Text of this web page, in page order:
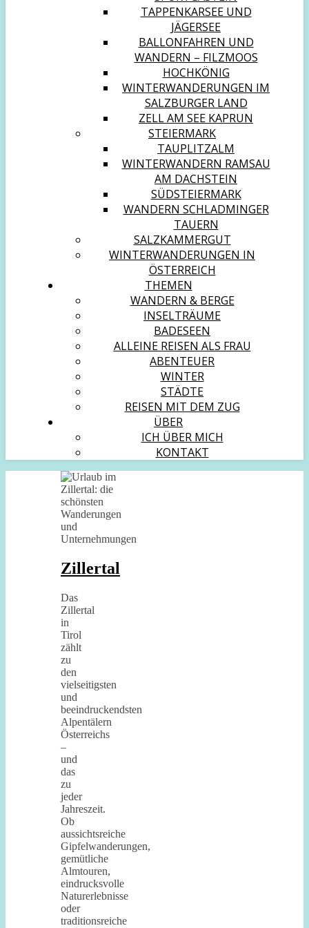
TAPPENKARSEE UND
JÄGERSEE
BALLONFAHREN UND
WANDERN – FILZMOOS
HOCHKÖNIG
WINTERWANDERUNGEN IM
SALZBURGER LAND
ZELL AM SEE KAPRUN
STEIERMARK
TAUPLITZALM
WINTERWANDERN RAMSAU
AM DACHSTEIN
SÜDSTEIERMARK
WANDERN SCHLADMINGER
TAUERN
SALZKAMMERGUT
WINTERWANDERUNGEN IN
ÖSTERREICH
THEMEN
WANDERN & BERGE
INSELTRÄUME
BADESEEN
ALLEINE REISEN ALS FRAU
ABENTEUER
WINTER
STÄDTE
REISEN MIT DEM ZUG
ÜBER
ICH ÜBER MICH
KONTAKT
Zillertal
Das
Zillertal
in
Tirol
zählt
zu
den
vielseitigsten
und
beeindruckendsten
Alpentälern
Österreichs
–
und
das
zu
jeder
Jahreszeit.
Ob
aussichtsreiche
Gipfelwanderungen,
gemütliche
Almtouren,
eindrucksvolle
Naturerlebnisse
oder
traditionsreiche